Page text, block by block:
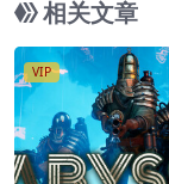
相关文章
VIP